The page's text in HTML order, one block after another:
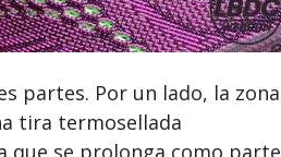
partes. Por un lado, la zona
tira termosellada
que se prolonga como parte